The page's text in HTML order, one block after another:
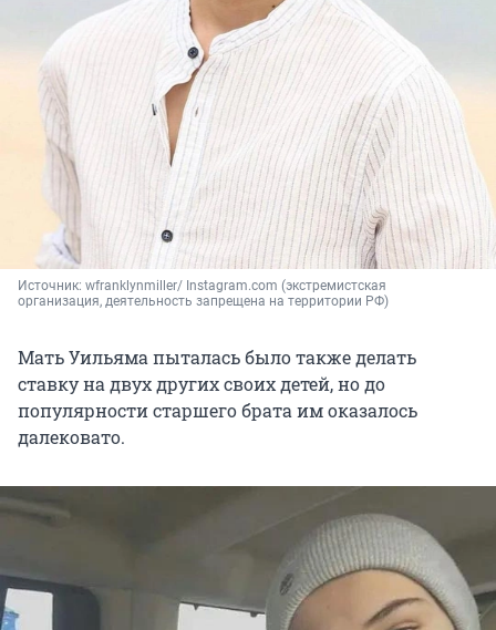
Источник: wfranklynmiller/ Instagram.com (экстремистская
организация, деятельность запрещена на территории РФ)
Мать Уильяма пыталась было также делать
ставку на двух других своих детей, но до
популярности старшего брата им оказалось
далековато.